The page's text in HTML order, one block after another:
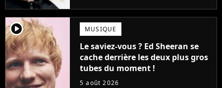
player2 MUSIQUE
Le saviez-vous ? Ed Sheeran se
cache derrière les deux plus gros
tubes du moment !
5 août 2026